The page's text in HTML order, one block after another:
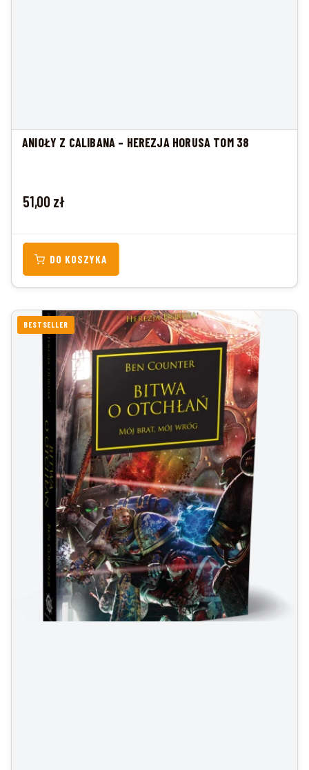
ANIOŁY Z CALIBANA – HEREZJA HORUSA TOM 38
Cena
51,00 zł
DO KOSZYKA
BESTSELLER